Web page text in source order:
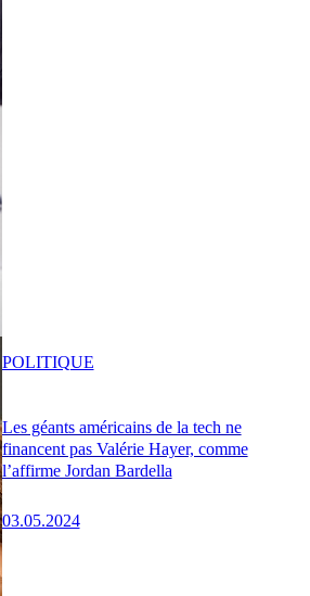
Les géants américains de la tech ne
financent pas Valérie Hayer, comme
l’affirme Jordan Bardella
03.05.2024
POLITIQUE